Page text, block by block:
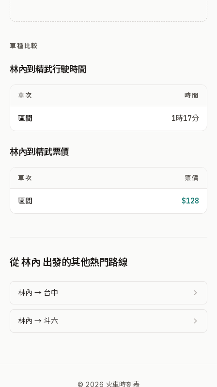
車種比較
林內到精武行駛時間
車次 時間
區間 1時17分
林內到精武票價
車次 票價
區間 $128
從 林內 出發的其他熱門路線
林內 → 台中
林內 → 斗六
© 2026 火車時刻表